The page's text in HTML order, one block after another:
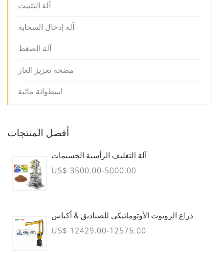
آلة التثبيت
آلة إدخال السحابة
آلة الضغط
مضخة تعزيز الغاز
اسطوانة مائية
أفضل المنتجات
آلة التغليف الرأسية الجسيمات
US$ 3500.00-5000.00
ذراع الروبوت الأوتوماتيكي للصناديق & أكياس
US$ 12429.00-12575.00